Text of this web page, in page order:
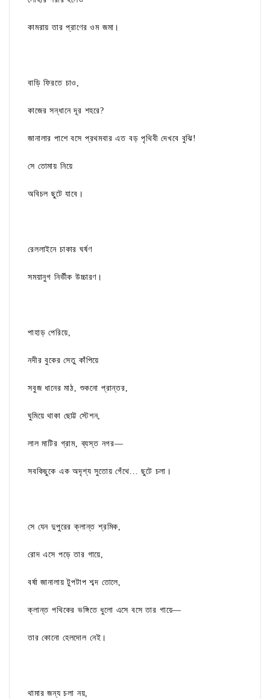
কামরায় তার প্রাণের ওম জমা।
বাড়ি ফিরতে চাও,
কাজের সন্ধানে দূর শহরে?
জানালার পাশে বসে প্রথমবার এত বড় পৃথিবী দেখবে বুঝি!
সে তোমায় নিয়ে
অবিচল ছুটে যাবে।
রেললাইনে চাকার ঘর্ষণ
সময়ানুগ নির্ভীক উচ্চারণ।
পাহাড় পেরিয়ে,
নদীর বুকের সেতু কাঁপিয়ে
সবুজ ধানের মাঠ, শুকনো প্রান্তর,
ঘুমিয়ে থাকা ছোট্ট স্টেশন,
লাল মাটির গ্রাম, ব্যস্ত নগর—
সবকিছুকে এক অদৃশ্য সুতোয় গেঁথে... ছুটে চলা।
সে যেন দুপুরের ক্লান্ত শ্রমিক,
রোদ এসে পড়ে তার গায়ে,
বর্ষা জানালায় টুপটাপ শব্দ তোলে,
ক্লান্ত পথিকের ভঙ্গিতে ধুলো এসে বসে তার গায়ে—
তার কোনো হেলদোল নেই।
থামার জন্য চলা নয়,